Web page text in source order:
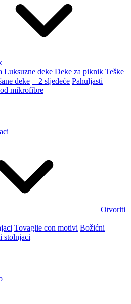
Luksuzne deke Deke za piknik Teške
deke + 2 sljedeće Pahuljasti
mikrofibre
Otvoriti
Tovaglie con motivi Božićni
stolnjaci